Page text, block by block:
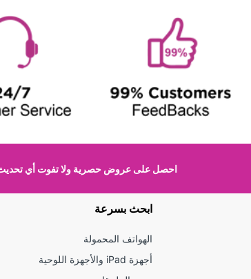
احصل على عروض حصرية ولا تفوت أي
ابحث بسرعة
الهواتف المحمولة
أجهزة iPad والأجهزة اللوحية